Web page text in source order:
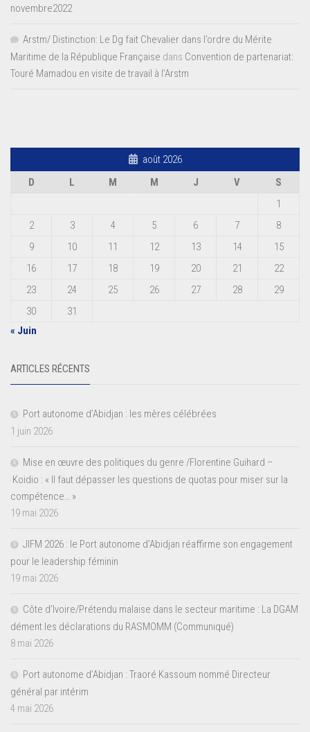
novembre2022
Arstm/ Distinction: Le Dg fait Chevalier dans l’ordre du Mérite
Maritime de la République Française dans Convention de partenariat:
Touré Mamadou en visite de travail à l’Arstm
août 2026
D
L M M J V
S
1
2
3 4 5 6 7
8
9
10 11 12 13 14
15
16
17 18 19 20 21
22
23
24 25 26 27 28
29
30
31
« Juin
ARTICLES RÉCENTS
Port autonome d’Abidjan : les mères célébrées
1 juin 2026
Mise en œuvre des politiques du genre /Florentine Guihard –
Koidio : « Il faut dépasser les questions de quotas pour miser sur la
compétence… »
19 mai 2026
JIFM 2026 : le Port autonome d’Abidjan réaffirme son engagement
pour le leadership féminin
19 mai 2026
Côte d’Ivoire/Prétendu malaise dans le secteur maritime : La DGAM
dément les déclarations du RASMOMM (Communiqué)
8 mai 2026
Port autonome d’Abidjan : Traoré Kassoum nommé Directeur
général par intérim
4 mai 2026